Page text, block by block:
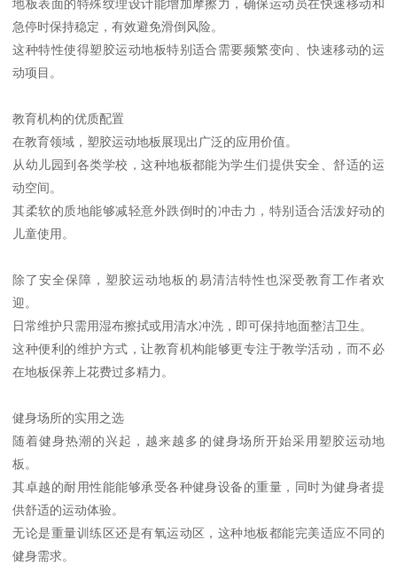
地板表面的特殊纹理设计能增加摩擦力，确保运动员在快速移动和
急停时保持稳定，有效避免滑倒风险。
这种特性使得塑胶运动地板特别适合需要频繁变向、快速移动的运
动项目。
教育机构的优质配置
在教育领域，塑胶运动地板展现出广泛的应用价值。
从幼儿园到各类学校，这种地板都能为学生们提供安全、舒适的运
动空间。
其柔软的质地能够减轻意外跌倒时的冲击力，特别适合活泼好动的
儿童使用。
除了安全保障，塑胶运动地板的易清洁特性也深受教育工作者欢
迎。
日常维护只需用湿布擦拭或用清水冲洗，即可保持地面整洁卫生。
这种便利的维护方式，让教育机构能够更专注于教学活动，而不必
在地板保养上花费过多精力。
健身场所的实用之选
随着健身热潮的兴起，越来越多的健身场所开始采用塑胶运动地
板。
其卓越的耐用性能能够承受各种健身设备的重量，同时为健身者提
供舒适的运动体验。
无论是重量训练区还是有氧运动区，这种地板都能完美适应不同的
健身需求。